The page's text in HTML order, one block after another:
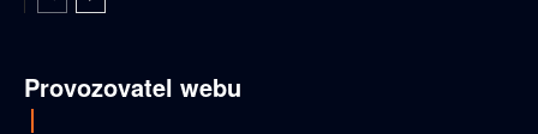
Provozovatel webu